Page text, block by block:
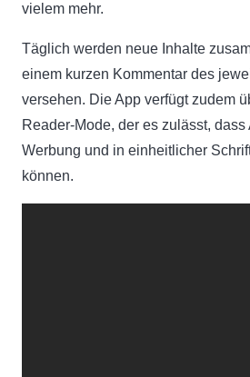
vielem mehr.
Täglich werden neue Inhalte
einem kurzen Kommentar des
versehen. Die App verfügt zudem
Reader-Mode, der es zulässt, dass
Werbung und in einheitlicher
können.